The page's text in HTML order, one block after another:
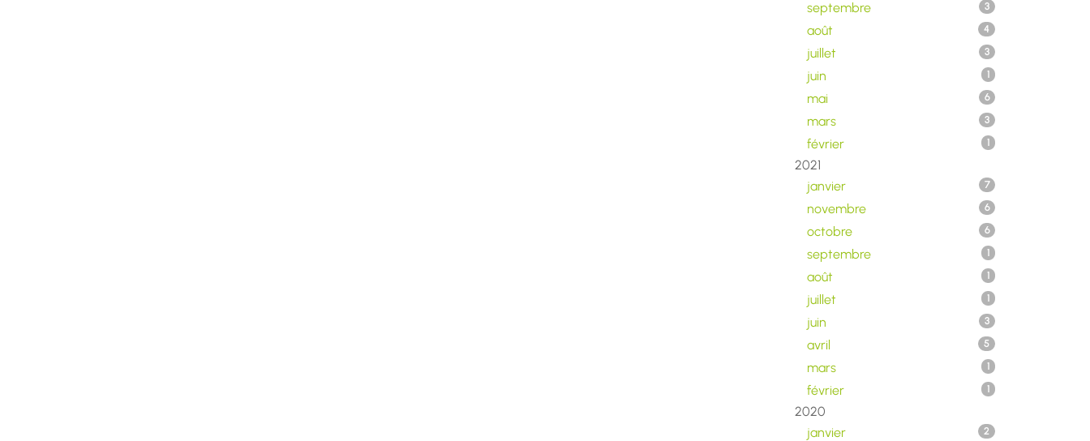
septembre 3
août 4
juillet 3
juin 1
mai 6
mars 3
février 1
2021
janvier
7
novembre 6
octobre 6
septembre 1
août 1
juillet 1
juin 3
avril 5
mars 1
février 1
2020
janvier
2